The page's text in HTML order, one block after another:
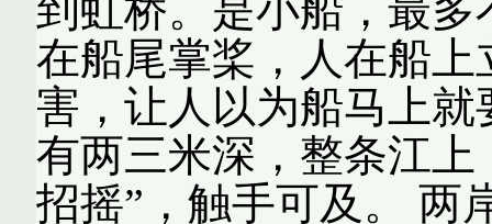
到虹桥。是小船，最
在船尾掌桨，人在船
害，让人以为船马上
有两三米深，整条江
招摇”，触手可及。 两